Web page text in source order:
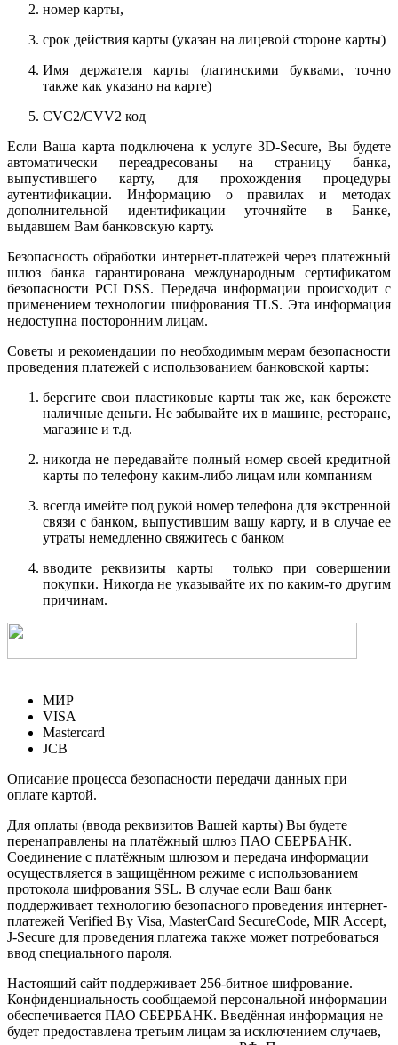
номер карты,
срок действия карты (указан на лицевой стороне карты)
Имя держателя карты (латинскими буквами, точно
также как указано на карте)
CVC2/CVV2 код
Если Ваша карта подключена к услуге 3D-Secure, Вы будете
автоматически переадресованы на страницу банка,
выпустившего карту, для прохождения процедуры
аутентификации. Информацию о правилах и методах
дополнительной идентификации уточняйте в Банке,
выдавшем Вам банковскую карту.
Безопасность обработки интернет-платежей через платежный
шлюз банка гарантирована международным сертификатом
безопасности PCI DSS. Передача информации происходит с
применением технологии шифрования TLS. Эта информация
недоступна посторонним лицам.
Советы и рекомендации по необходимым мерам безопасности
проведения платежей с использованием банковской карты:
берегите свои пластиковые карты так же, как бережете
наличные деньги. Не забывайте их в машине, ресторане,
магазине и т.д.
никогда не передавайте полный номер своей кредитной
карты по телефону каким-либо лицам или компаниям
всегда имейте под рукой номер телефона для экстренной
связи с банком, выпустившим вашу карту, и в случае ее
утраты немедленно свяжитесь с банком
вводите реквизиты карты только при совершении
покупки. Никогда не указывайте их по каким-то другим
причинам.
МИР
VISA
Mastercard
JCB
Описание процесса безопасности передачи данных при
оплате картой.
Для оплаты (ввода реквизитов Вашей карты) Вы будете
перенаправлены на платёжный шлюз ПАО СБЕРБАНК.
Соединение с платёжным шлюзом и передача информации
осуществляется в защищённом режиме с использованием
протокола шифрования SSL. В случае если Ваш банк
поддерживает технологию безопасного проведения интернет-
платежей Verified By Visa, MasterCard SecureCode, MIR Accept,
J-Secure для проведения платежа также может потребоваться
ввод специального пароля.
Настоящий сайт поддерживает 256-битное шифрование.
Конфиденциальность сообщаемой персональной информации
обеспечивается ПАО СБЕРБАНК. Введённая информация не
будет предоставлена третьим лицам за исключением случаев,